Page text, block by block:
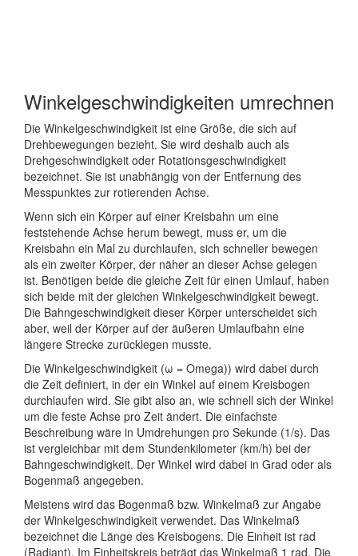
Winkelgeschwindigkeiten umrechnen
Die Winkelgeschwindigkeit ist eine Größe, die sich auf
Drehbewegungen bezieht. Sie wird deshalb auch als
Drehgeschwindigkeit oder Rotationsgeschwindigkeit
bezeichnet. Sie ist unabhängig von der Entfernung des
Messpunktes zur rotierenden Achse.
Wenn sich ein Körper auf einer Kreisbahn um eine
feststehende Achse herum bewegt, muss er, um die
Kreisbahn ein Mal zu durchlaufen, sich schneller bewegen
als ein zweiter Körper, der näher an dieser Achse gelegen
ist. Benötigen beide die gleiche Zeit für einen Umlauf, haben
sich beide mit der gleichen Winkelgeschwindigkeit bewegt.
Die Bahngeschwindigkeit dieser Körper unterscheidet sich
aber, weil der Körper auf der äußeren Umlaufbahn eine
längere Strecke zurücklegen musste.
Die Winkelgeschwindigkeit (ω = Omega)) wird dabei durch
die Zeit definiert, in der ein Winkel auf einem Kreisbogen
durchlaufen wird. Sie gibt also an, wie schnell sich der Winkel
um die feste Achse pro Zeit ändert. Die einfachste
Beschreibung wäre in Umdrehungen pro Sekunde (1/s). Das
ist vergleichbar mit dem Stundenkilometer (km/h) bei der
Bahngeschwindigkeit. Der Winkel wird dabei in Grad oder als
Bogenmaß angegeben.
Meistens wird das Bogenmaß bzw. Winkelmaß zur Angabe
der Winkelgeschwindigkeit verwendet. Das Winkelmaß
bezeichnet die Länge des Kreisbogens. Die Einheit ist rad
(Radiant). Im Einheitskreis beträgt das Winkelmaß 1 rad. Die